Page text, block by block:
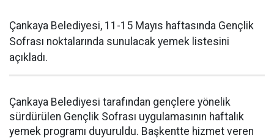
Çankaya Belediyesi, 11-15 Mayıs haftasında Gençlik
Sofrası noktalarında sunulacak yemek listesini
açıkladı.
Çankaya Belediyesi tarafından gençlere yönelik
sürdürülen Gençlik Sofrası uygulamasının haftalık
yemek programı duyuruldu. Başkentte hizmet veren